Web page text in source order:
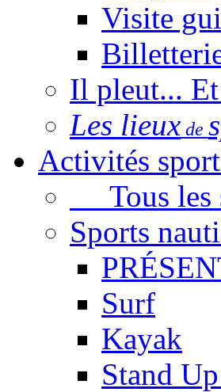
Visite
Il pleut...
Les lieux de
Activités
Tous les
Sports
Surf
Kayak
Stand